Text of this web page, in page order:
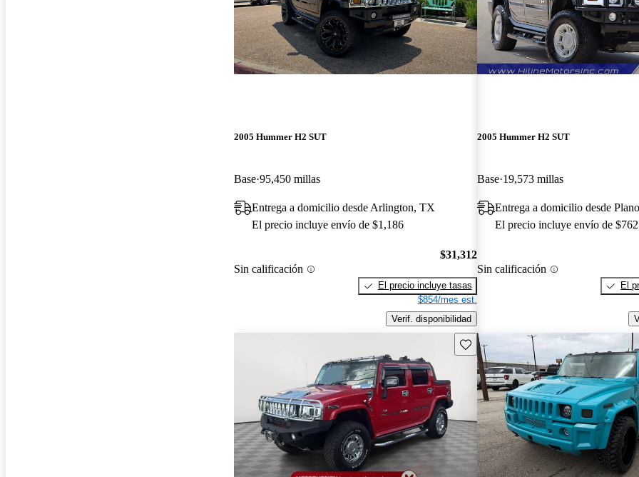
2005 Hummer H2 SUT
Base 95,450 millas
Entrega a domicilio desde Arlington, TX
El precio incluye envío de $1,186
Sin calificación
$31,312
El precio incluye tasas
$854/mes est.
Verif. disponibilidad
2005 Hummer H2 SUT
Base 19,573 millas
Entrega a domicilio desde
El precio incluye envío de $762
Sin calificación
El
Guarda este Aviso